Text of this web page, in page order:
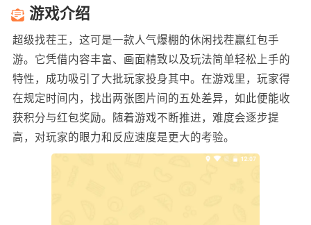
游戏介绍
超级找茬王，这可是一款人气爆棚的休闲找茬赢红包手
游。它凭借内容丰富、画面精致以及玩法简单轻松上手的
特性，成功吸引了大批玩家投身其中。在游戏里，玩家得
在规定时间内，找出两张图片间的五处差异，如此便能收
获积分与红包奖励。随着游戏不断推进，难度会逐步提
高，对玩家的眼力和反应速度是更大的考验。